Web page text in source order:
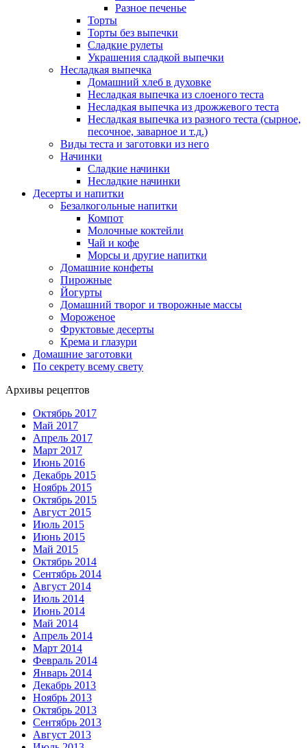
Разное печенье
Торты
Торты без выпечки
Сладкие рулеты
Украшения сладкой выпечки
Несладкая выпечка
Домашний хлеб в духовке
Несладкая выпечка из слоеного теста
Несладкая выпечка из дрожжевого теста
Несладкая выпечка из разного теста (сырное,
песочное, заварное и т.д.)
Виды теста и заготовки из него
Начинки
Сладкие начинки
Несладкие начинки
Десерты и напитки
Безалкогольные напитки
Компот
Молочные коктейли
Чай и кофе
Морсы и другие напитки
Домашние конфеты
Пирожные
Йогурты
Домашний творог и творожные массы
Мороженое
Фруктовые десерты
Крема и глазури
Домашние заготовки
По секрету всему свету
Архивы рецептов
Октябрь 2017
Май 2017
Апрель 2017
Март 2017
Июнь 2016
Декабрь 2015
Ноябрь 2015
Октябрь 2015
Август 2015
Июль 2015
Июнь 2015
Май 2015
Октябрь 2014
Сентябрь 2014
Август 2014
Июль 2014
Июнь 2014
Май 2014
Апрель 2014
Март 2014
Февраль 2014
Январь 2014
Декабрь 2013
Ноябрь 2013
Октябрь 2013
Сентябрь 2013
Август 2013